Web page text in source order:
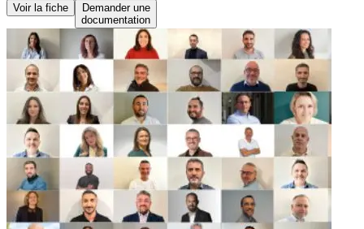
Voir la fiche
Demander une
documentation